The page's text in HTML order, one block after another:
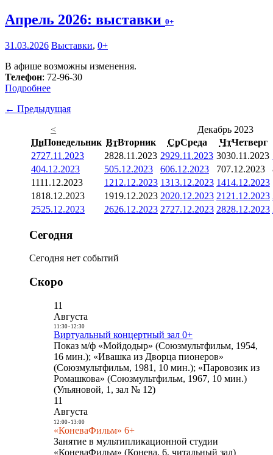
Апрель 2026: выставки 0+
31.03.2026 Выставки, 0+
В афише возможны изменения.
Телефон: 72-96-30
Подробнее
← Предыдущая
<
Декабрь 2023
ПнПонедельник ВтВторник СрСреда ЧтЧетверг
2727.11.2023 2828.11.2023 2929.11.2023 3030.11.2023
404.12.2023 505.12.2023 606.12.2023 707.12.2023
1111.12.2023 1212.12.2023 1313.12.2023 1414.12.2023
1818.12.2023 1919.12.2023 2020.12.2023 21 21.12.2023
2525.12.2023 2626.12.2023 2727.12.2023 2828.12.2023
Сегодня
Сегодня нет событий
Скоро
11
Августа
11:30- 12:30
Виртуальный концертный зал 0+
Показ м/ф «Мойдодыр» (Союзмультфильм, 1954,
16 мин.); «Ивашка из Дворца пионеров»
(Союзмультфильм, 1981, 10 мин.); «Паровозик из
Ромашкова» (Союзмультфильм, 1967, 10 мин.)
(Ульяновой, 1, зал № 12)
11
Августа
12:00- 13:00
«КоневаФильм» 6+
Занятие в мультипликационной студии
«КоневаФильм» (Конева, 6, читальный зал)